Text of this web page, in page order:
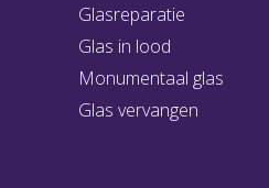
Glasreparatie
Glas in lood
Monumentaal glas
Glas vervangen